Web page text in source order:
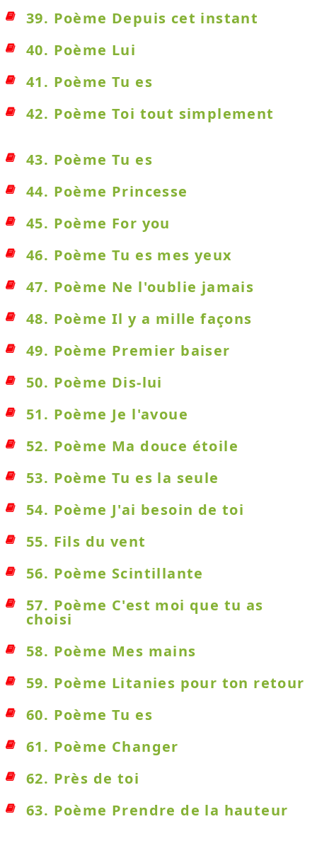
39. Poème Depuis cet instant
40. Poème Lui
41. Poème Tu es
42. Poème Toi tout simplement
43. Poème Tu es
44. Poème Princesse
45. Poème For you
46. Poème Tu es mes yeux
47. Poème Ne l'oublie jamais
48. Poème Il y a mille façons
49. Poème Premier baiser
50. Poème Dis-lui
51. Poème Je l'avoue
52. Poème Ma douce étoile
53. Poème Tu es la seule
54. Poème J'ai besoin de toi
55. Fils du vent
56. Poème Scintillante
57. Poème C'est moi que tu as
choisi
58. Poème Mes mains
59. Poème Litanies pour ton retour
60. Poème Tu es
61. Poème Changer
62. Près de toi
63. Poème Prendre de la hauteur